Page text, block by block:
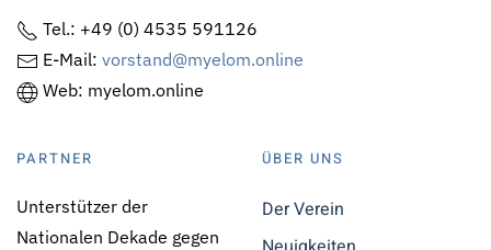
Tel.: +49 (0) 4535 591126
E-Mail: vorstand@myelom.online
Web: myelom.online
PARTNER
Unterstützer der
Nationalen Dekade gegen
ÜBER UNS
Der Verein